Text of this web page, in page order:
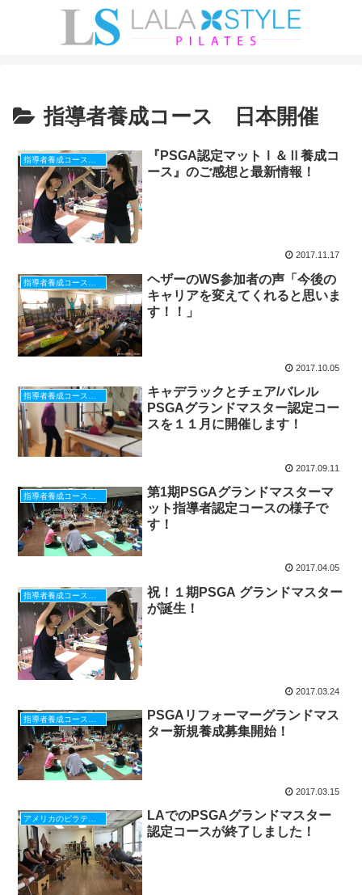
指導者養成コース 日本開催
『PSGA認定マットⅠ＆Ⅱ養成コ
ース』のご感想と最新情報！
2017.11.17
ヘザーのWS参加者の声「今後の
キャリアを変えてくれると思いま
す！！」
2017.10.05
キャデラックとチェア/バレル
PSGAグランドマスター認定コー
スを１１月に開催します！
2017.09.11
第1期PSGAグランドマスターマ
ット指導者認定コースの様子で
す！
2017.04.05
祝！１期PSGA グランドマスター
が誕生！
2017.03.24
PSGAリフォーマーグランドマス
ター新規養成募集開始！
2017.03.15
アメリカのピラティス
LAでのPSGAグランドマスター
認定コースが終了しました！